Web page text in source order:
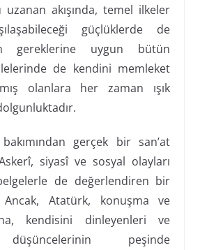
uzanan akışında, temel ilkeler
güçlüklerde de
gereklerine uygun bütün
de kendini memleket
olanlara her zaman ışık
gerçek bir san’at
siyasî ve sosyal olayları
de değerlendiren bir
Atatürk, konuşma ve
kendisini dinleyenleri ve
düşüncelerinin peşinde